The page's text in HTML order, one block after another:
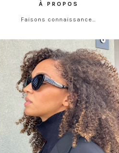
À PROPOS
Faisons connaissance…